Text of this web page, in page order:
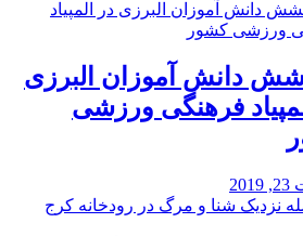
دانش آموزان البرزی
فرهنگی ورزشی